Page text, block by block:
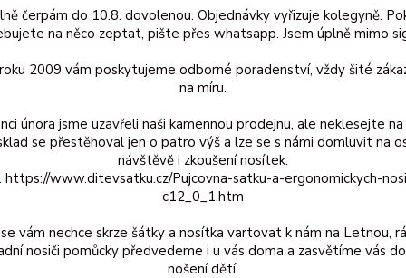
oblečení pro děti Body bavlna s dlouhým rukávem vel. 62/
Maxomorra - Snowflakes 62/
- 55 %
u
lese
max.
čerpám do 10.8. dovolenou. Objednávky vyřizuje kolegyně.
na něco zeptat, pište přes whatsapp. Jsem úplně mimo
2009 vám poskytujeme odborné poradenství, vždy šité
na míru.
února jsme uzavřeli naši kamennou prodejnu, ale neklesejte na
se přestěhoval jen o patro výš a lze se s námi domluvit na
návštěvě i zkoušení nosítek.
https://www.ditevsatku.cz/Pujcovna-satku-a-ergonomickych-
c12_0_1.htm
vám nechce skrze šátky a nosítka vartovat k nám na Letnou,
nosiči pomůcky předvedeme i u vás doma a zasvětíme vás
nošení dětí.